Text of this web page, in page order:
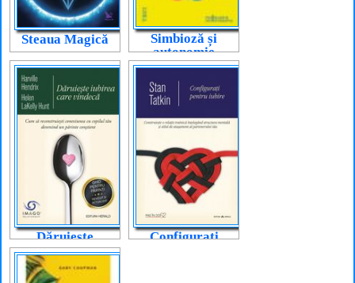
Steaua Magică
Simbioză și
autonomie
Dăruiește
iubirea care
vindecă
Configurați